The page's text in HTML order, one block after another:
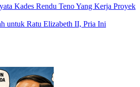
Kades Rendu Teno Yang Kerja Proyek
untuk Ratu Elizabeth II, Pria Ini